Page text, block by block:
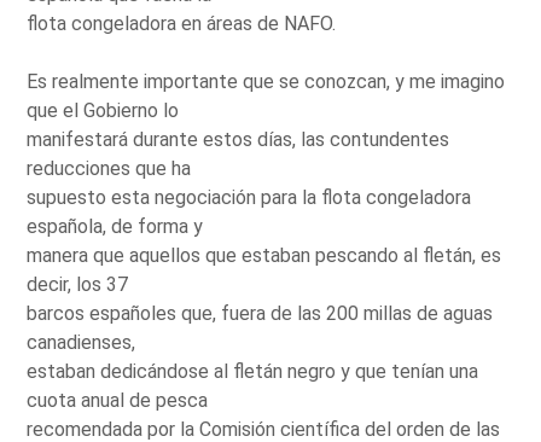
flota congeladora en áreas de NAFO.
Es realmente importante que se conozcan, y me imagino
que el Gobierno lo
manifestará durante estos días, las contundentes
reducciones que ha
supuesto esta negociación para la flota congeladora
española, de forma y
manera que aquellos que estaban pescando al fletán, es
decir, los 37
barcos españoles que, fuera de las 200 millas de aguas
canadienses,
estaban dedicándose al fletán negro y que tenían una
cuota anual de pesca
recomendada por la Comisión científica del orden de las